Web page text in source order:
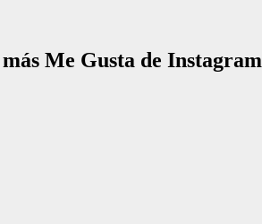
Me Gusta de Instagram